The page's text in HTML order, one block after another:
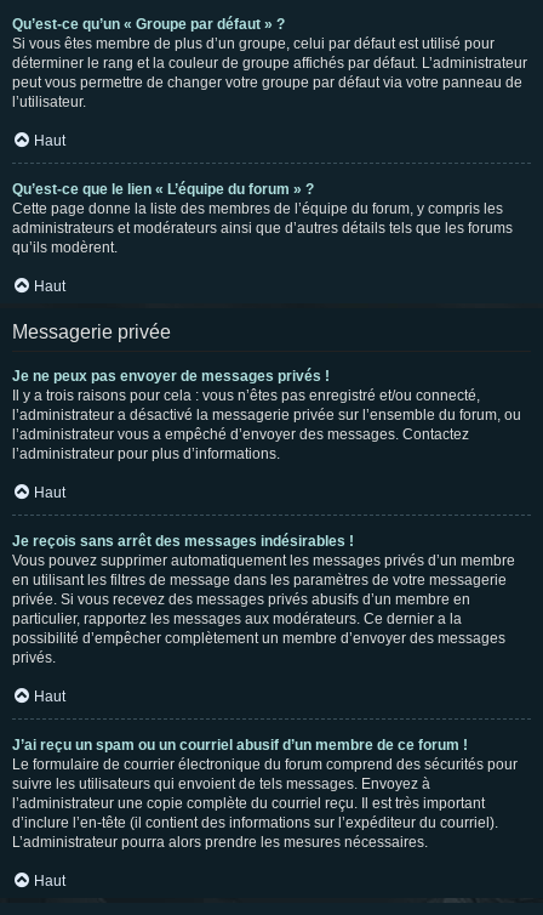
Qu’est-ce qu’un « Groupe par défaut » ?
Si vous êtes membre de plus d’un groupe, celui par défaut est utilisé pour
déterminer le rang et la couleur de groupe affichés par défaut. L’administrateur
peut vous permettre de changer votre groupe par défaut via votre panneau de
l’utilisateur.
Haut
Qu’est-ce que le lien « L’équipe du forum » ?
Cette page donne la liste des membres de l’équipe du forum, y compris les
administrateurs et modérateurs ainsi que d’autres détails tels que les forums
qu’ils modèrent.
Haut
Messagerie privée
Je ne peux pas envoyer de messages privés !
Il y a trois raisons pour cela : vous n’êtes pas enregistré et/ou connecté,
l’administrateur a désactivé la messagerie privée sur l’ensemble du forum, ou
l’administrateur vous a empêché d’envoyer des messages. Contactez
l’administrateur pour plus d’informations.
Haut
Je reçois sans arrêt des messages indésirables !
Vous pouvez supprimer automatiquement les messages privés d’un membre
en utilisant les filtres de message dans les paramètres de votre messagerie
privée. Si vous recevez des messages privés abusifs d’un membre en
particulier, rapportez les messages aux modérateurs. Ce dernier a la
possibilité d’empêcher complètement un membre d’envoyer des messages
privés.
Haut
J’ai reçu un spam ou un courriel abusif d’un membre de ce forum !
Le formulaire de courrier électronique du forum comprend des sécurités pour
suivre les utilisateurs qui envoient de tels messages. Envoyez à
l’administrateur une copie complète du courriel reçu. Il est très important
d’inclure l’en-tête (il contient des informations sur l’expéditeur du courriel).
L’administrateur pourra alors prendre les mesures nécessaires.
Haut